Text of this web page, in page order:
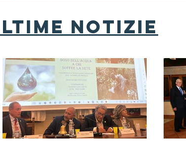
notizie